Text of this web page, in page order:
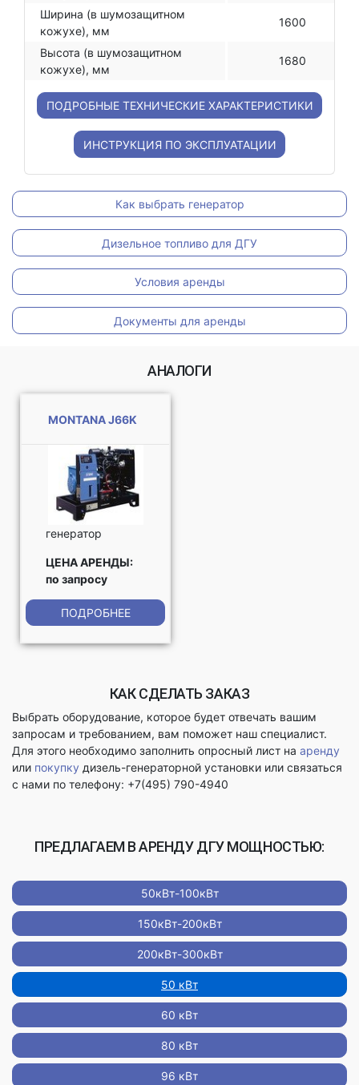
Как выбрать генератор
Дизельное топливо для ДГУ
Условия аренды
Документы для аренды
Ширина (в шумозащитном
кожухе), мм
1600
Высота (в шумозащитном
кожухе), мм
1680
ПОДРОБНЫЕ ТЕХНИЧЕСКИЕ ХАРАКТЕРИСТИКИ
ИНСТРУКЦИЯ ПО ЭКСПЛУАТАЦИИ
АНАЛОГИ
MONTANA J66K
генератор
ЦЕНА АРЕНДЫ:
по запросу
ПОДРОБНЕЕ
КАК СДЕЛАТЬ ЗАКАЗ
Выбрать оборудование, которое будет отвечать вашим
запросам и требованием, вам поможет наш специалист.
Для этого необходимо заполнить опросный лист на аренду
или покупку дизель-генераторной установки или связаться
с нами по телефону: +7(495) 790-4940
ПРЕДЛАГАЕМ В АРЕНДУ ДГУ МОЩНОСТЬЮ:
50кВт-100кВт
150кВт-200кВт
200кВт-300кВт
50 кВт
60 кВт
80 кВт
96 кВт